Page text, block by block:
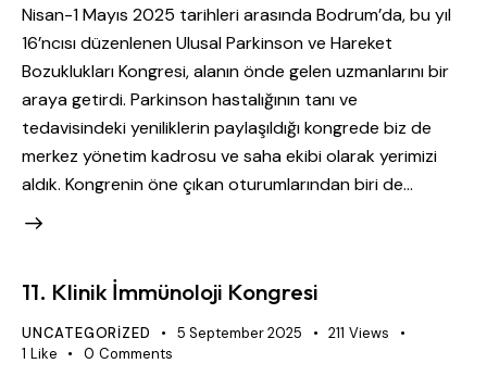
Nisan-1 Mayıs 2025 tarihleri arasında Bodrum’da, bu yıl
16’ncısı düzenlenen Ulusal Parkinson ve Hareket
Bozuklukları Kongresi, alanın önde gelen uzmanlarını bir
araya getirdi. Parkinson hastalığının tanı ve
tedavisindeki yeniliklerin paylaşıldığı kongrede biz de
merkez yönetim kadrosu ve saha ekibi olarak yerimizi
aldık. Kongrenin öne çıkan oturumlarından biri de…
11. Klinik İmmünoloji Kongresi
UNCATEGORIZED 5 September 2025 211 Views
1 Like 0 Comments